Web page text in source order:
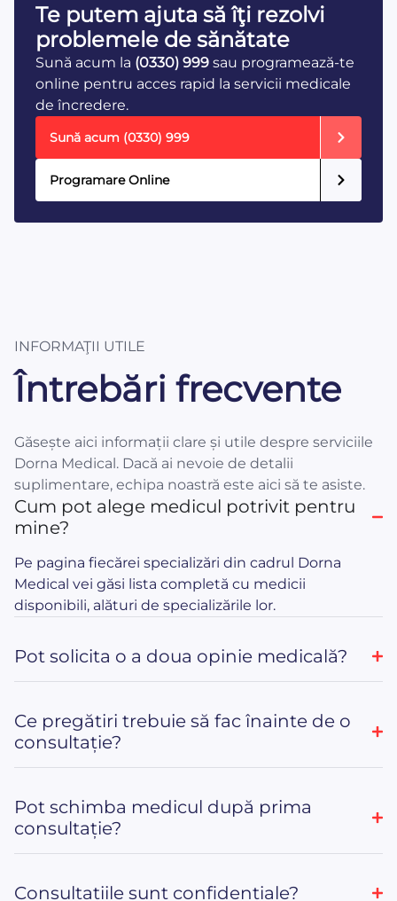
Te putem ajuta să îţi rezolvi
problemele de sănătate
Sună acum la (0330) 999 sau programează-te
online pentru acces rapid la servicii medicale
de încredere.
Sună acum (0330) 999
Programare Online
INFORMAŢII UTILE
Întrebări frecvente
Găsește aici informații clare și utile despre serviciile
Dorna Medical. Dacă ai nevoie de detalii
suplimentare, echipa noastră este aici să te asiste.
Cum pot alege medicul potrivit pentru
mine?
Pe pagina fiecărei specializări din cadrul Dorna
Medical vei găsi lista completă cu medicii
disponibili, alături de specializările lor.
Pot solicita o a doua opinie medicală?
Ce pregătiri trebuie să fac înainte de o
consultație?
Pot schimba medicul după prima
consultație?
Consultațiile sunt confidențiale?